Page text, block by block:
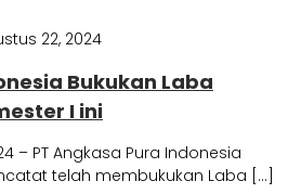
22, 2024
Bukukan Laba
I ini
– PT Angkasa Pura Indonesia
telah membukukan Laba […]